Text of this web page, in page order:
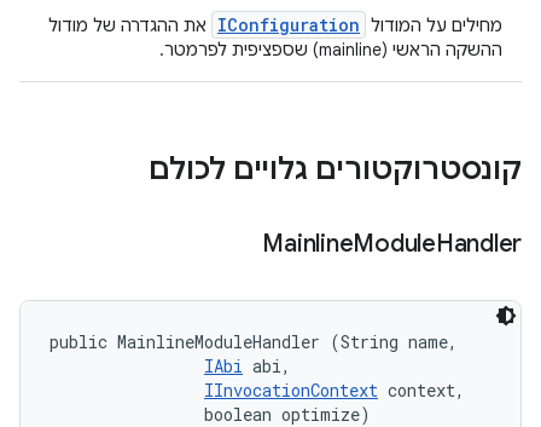
מחילים על המודול IConfiguration
את ההגדרה של מודול
ההשקה הראשי (mainline) שספציפית לפרמטר.
קונסטרוקטורים גלויים לכולם
MainlineModuleHandler
public MainlineModuleHandler (String name,
IAbi abi,
IInvocationContext context,
                boolean optimize)